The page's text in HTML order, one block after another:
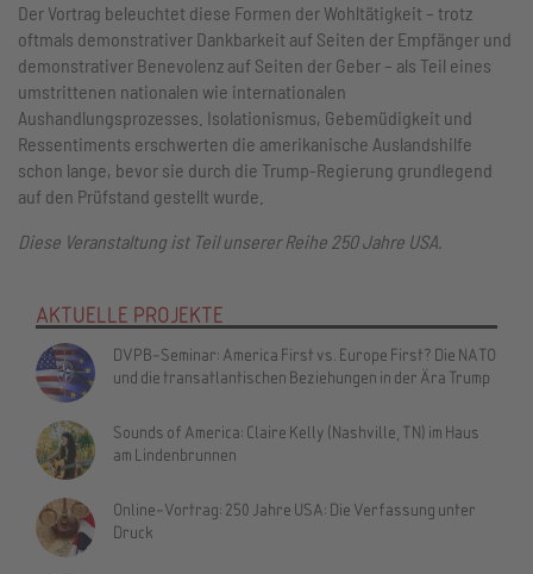
Der Vortrag beleuchtet diese Formen der Wohltätigkeit – trotz
oftmals demonstrativer Dankbarkeit auf Seiten der Empfänger und
demonstrativer Benevolenz auf Seiten der Geber – als Teil eines
umstrittenen nationalen wie internationalen
Aushandlungsprozesses. Isolationismus, Gebemüdigkeit und
Ressentiments erschwerten die amerikanische Auslandshilfe
schon lange, bevor sie durch die Trump-Regierung grundlegend
auf den Prüfstand gestellt wurde.
Diese Veranstaltung ist Teil unserer Reihe 250 Jahre USA.
AKTUELLE PROJEKTE
DVPB-Seminar: America First vs. Europe First? Die NATO
und die transatlantischen Beziehungen in der Ära Trump
Sounds of America: Claire Kelly (Nashville, TN) im Haus
am Lindenbrunnen
Online-Vortrag: 250 Jahre USA: Die Verfassung unter
Druck